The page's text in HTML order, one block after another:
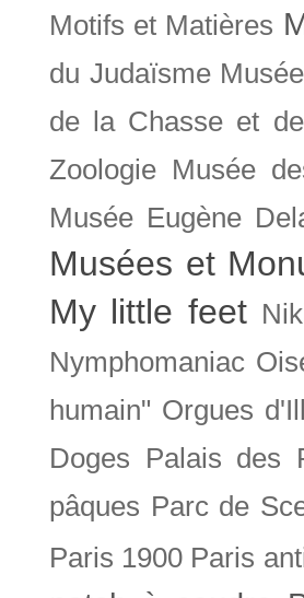
Motifs et Matières
du Judaïsme
de la Chasse et
Zoologie Musée
Musée Eugène
Musées et
My little feet
Nymphomaniac
humain" Orgues
Doges
Palais des
pâques Parc de
Paris 1900 Paris